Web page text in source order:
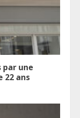
par une
ans